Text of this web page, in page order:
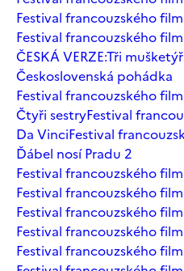
Festival francouzského
Festival francouzského
ČESKÁ VERZE:Tři
Československá pohádka
Festival francouzského
Čtyři sestryFestival
Da VinciFestival
Ďábel nosí Pradu 2
Festival francouzského
Festival francouzského
Festival francouzského
Festival francouzského
Festival francouzského